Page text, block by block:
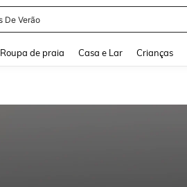
Roupa de praia Casa e Lar Crianças